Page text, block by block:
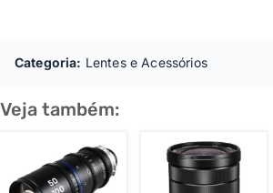
Categoria: Lentes e Acessórios
Veja também: